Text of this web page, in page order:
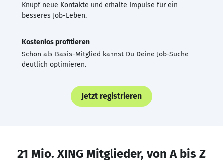
Knüpf neue Kontakte und erhalte Impulse für ein
besseres Job-Leben.
Kostenlos profitieren
Schon als Basis-Mitglied kannst Du Deine Job-Suche
deutlich optimieren.
Jetzt registrieren
21 Mio. XING Mitglieder, von A bis Z